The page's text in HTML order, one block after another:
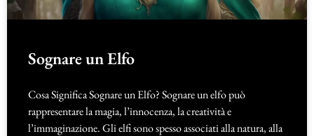
Sognare un Elfo
Cosa Significa Sognare un Elfo? Sognare un elfo può
rappresentare la magia, l’innocenza, la creatività e
l’immaginazione. Gli elfi sono spesso associati alla natura, alla